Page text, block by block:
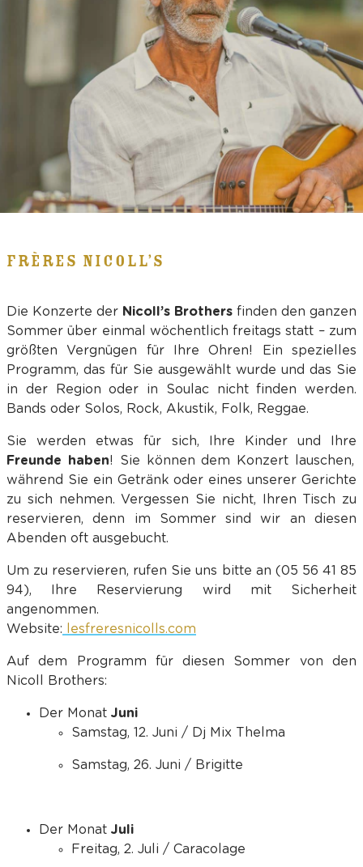
FRÈRES NICOLL’S
Die Konzerte der Nicoll’s Brothers finden den ganzen
Sommer über einmal wöchentlich freitags statt – zum
größten Vergnügen für Ihre Ohren! Ein spezielles
Programm, das für Sie ausgewählt wurde und das Sie
in der Region oder in Soulac nicht finden werden.
Bands oder Solos, Rock, Akustik, Folk, Reggae.
Sie werden etwas für sich, Ihre Kinder und Ihre
Freunde haben! Sie können dem Konzert lauschen,
während Sie ein Getränk oder eines unserer Gerichte
zu sich nehmen. Vergessen Sie nicht, Ihren Tisch zu
reservieren, denn im Sommer sind wir an diesen
Abenden oft ausgebucht.
Um zu reservieren, rufen Sie uns bitte an (05 56 41 85
94), Ihre Reservierung wird mit Sicherheit
angenommen.
Website: lesfreresnicolls.com
Auf dem Programm für diesen Sommer von den
Nicoll Brothers:
Der Monat Juni
Samstag, 12. Juni / Dj Mix Thelma
Samstag, 26. Juni / Brigitte
Der Monat Juli
Freitag, 2. Juli / Caracolage